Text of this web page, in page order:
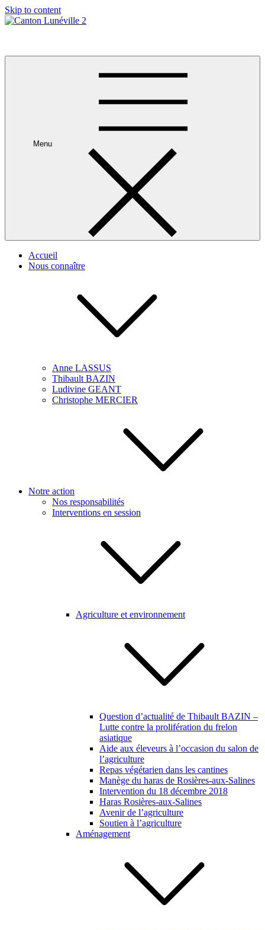
Skip to content
Menu
Accueil
Nous connaître
Anne LASSUS
Thibault BAZIN
Ludivine GEANT
Christophe MERCIER
Notre action
Nos responsabilités
Interventions en session
Agriculture et environnement
Question d’actualité de Thibault BAZIN –
Lutte contre la prolifération du frelon
asiatique
Aide aux éleveurs à l’occasion du salon de
l’agriculture
Repas végétarien dans les cantines
Manège du haras de Rosières-aux-Salines
Intervention du 18 décembre 2018
Haras Rosières-aux-Salines
Avenir de l’agriculture
Soutien à l’agriculture
Aménagement